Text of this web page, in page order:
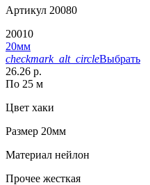
Артикул 20080
20010
20мм
checkmark_alt_circleВыбрать
26.26 р.
По 25 м
Цвет хаки
Размер 20мм
Материал нейлон
Прочее жесткая